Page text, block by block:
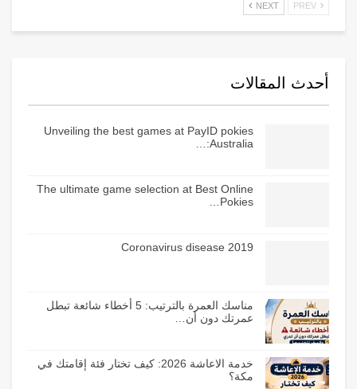
NEXT
أحدث المقالات
Unveiling the best games at PayID pokies
Australia:…
The ultimate game selection at Best Online
Pokies…
Coronavirus disease 2019
مناسك العمرة بالترتيب: 5 أخطاء شائعة تبطل
عمرتك دون أن…
خدمة الاعاشة 2026: كيف تختار فئة إقامتك في
مكة؟